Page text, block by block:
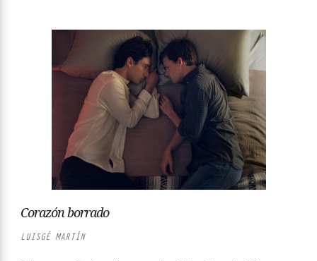
Corazón borrado
LUISGÉ MARTÍN